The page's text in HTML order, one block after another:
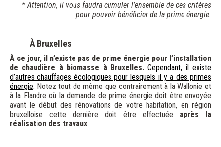
* Attention, il vous faudra cumuler l’ensemble de ces critères
pour pouvoir bénéficier de la prime énergie.
À Bruxelles
À ce jour, il n’existe pas de prime énergie pour l’installation
de chaudière à biomasse à Bruxelles. Cependant, il existe
d’autres chauffages écologiques pour lesquels il y a des primes
énergie. Notez tout de même que contrairement à la Wallonie et
à la Flandre où la demande de prime énergie doit être envoyée
avant le début des rénovations de votre habitation, en région
bruxelloise cette dernière doit être effectuée après la
réalisation des travaux.